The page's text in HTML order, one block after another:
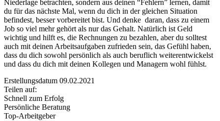
Niederlage betrachten, sondern aus deinen “Fehlern” lernen, damit
du für das nächste Mal, wenn du dich in der gleichen Situation
befindest, besser vorbereitet bist. Und denke daran, dass zu einem
Job so viel mehr gehört als nur das Gehalt. Natürlich ist Geld
wichtig und hilft es, die Rechnungen zu bezahlen, aber du solltest
auch mit deinen Arbeitsaufgaben zufrieden sein, das Gefühl haben,
dass du dich sowohl persönlich als auch beruflich weiterentwickelst
und dass du dich mit deinen Kollegen und Managern wohl fühlst.
Erstellungsdatum 09.02.2021
Teilen auf:
Schnell zum Erfolg
Persönliche Beratung
Top-Arbeitgeber